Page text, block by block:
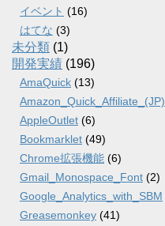
イベント (16)
はてな (3)
未分類 (1)
開発実績 (196)
AmaQuick (13)
Amazon_Quick_Affiliate_(JP)
AppleOutlet (6)
Bookmarklet (49)
Chrome拡張機能 (6)
Gmail_Monospace_Font (2)
Google_Analytics_with_SBM
Greasemonkey (41)